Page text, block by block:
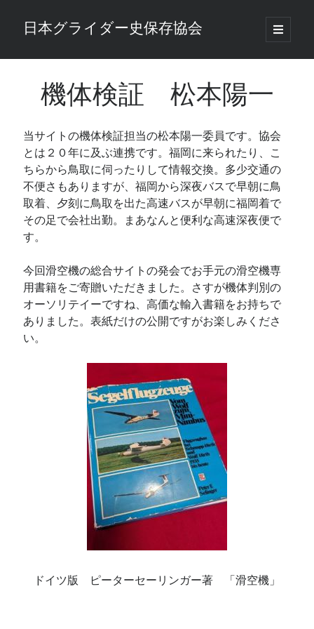
日本グライダー史保存協会
open
primary
Sidebar
検索
Total Visitors:35,311
機体検証 松本陽一
当サイトの機体検証担当の松本陽一委員です。協会
とは２０年に及ぶ連携です。福岡に来られたり、こ
ちらから鳥取に伺ったりして情報交換。多少交通の
不便さもありますが、福岡から深夜バスで早朝に鳥
取着、夕刻に鳥取を出た高速バスが早朝に福岡着で
その足で会社出勤。まあなんと便利な高速深夜便で
す。
今回滑空機の総合サイトの発会でお手元の滑空機専
用書籍をご寄贈いただきました。さすが機体判別の
オーソリテイーですね、高価な輸入書籍をお持ちで
ありました。表紙だけの公開ですがお楽しみくださ
い。
ドイツ版 ピーターセーリンガー著 「滑空機」